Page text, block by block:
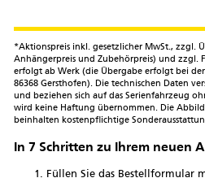
*Aktionspreis inkl. gesetzlicher MwSt., zzgl.
Anhängerpreis und Zubehörpreis) und zzgl.
erfolgt ab Werk (die Übergabe erfolgt bei
86368 Gersthofen). Die technischen Daten
und beziehen sich auf das Serienfahrzeug
wird keine Haftung übernommen. Die
beinhalten kostenpflichtige
In 7 Schritten zu Ihrem neuen
Füllen Sie das Bestellformular